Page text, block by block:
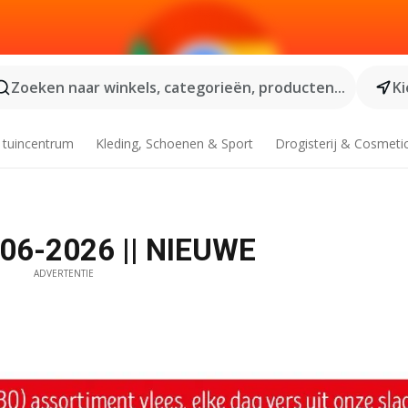
Zoeken naar winkels, categorieën, producten...
Kleding, Schoenen & Sport Drogisterij &
2026 || NIEUWE
ADVERTENTIE